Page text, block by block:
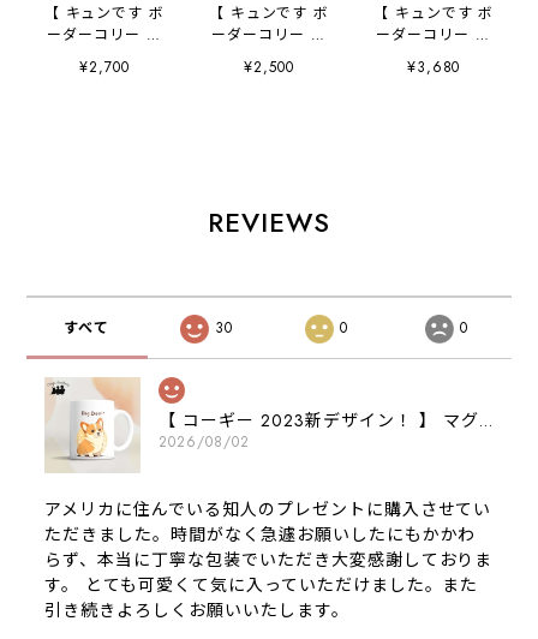
【 キュンです ボ
ーダーコリー 】
スマホケース ク
リアソフトケー
¥2,700
【 キュンです ボ
ーダーコリー 】
キャニスター 保
存容器 お家用
¥2,500
【 キュンです ボ
ーダーコリー 】
手帳 スマホケー
ス 犬 うちの
¥3,680
REVIEWS
すべて 30 0 0
【 コーギー 2023新デザイン！ 】 マグカップ お家用 プレゼント 犬 うちの子 犬グッズ ギフト
2026/08/02
アメリカに住んでいる知人のプレゼントに購入させてい
ただきました。時間がなく急遽お願いしたにもかかわ
らず、本当に丁寧な包装でいただき大変感謝しておりま
す。 とても可愛くて気に入っていただけました。また
引き続きよろしくお願いいたします。